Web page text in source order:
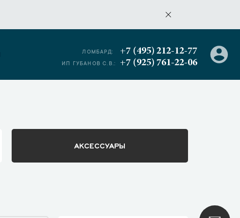
ЛОМБАРД: +7 (495) 212-12-77
ИП ГУБАНОВ С.В.: +7 (925) 761-22-06
АКСЕССУАРЫ